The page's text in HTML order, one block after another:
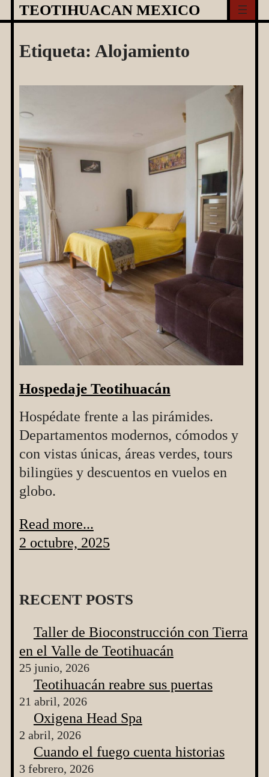
Skip
to
content
TEOTIHUACAN MEXICO
Etiqueta: Alojamiento
Hospedaje Teotihuacán
Hospédate frente a las pirámides.
Departamentos modernos, cómodos y
con vistas únicas, áreas verdes, tours
bilingües y descuentos en vuelos en
globo.
Read more...
2 octubre, 2025
RECENT POSTS
Taller de Bioconstrucción con Tierra
en el Valle de Teotihuacán
25 junio, 2026
Teotihuacán reabre sus puertas
21 abril, 2026
Oxigena Head Spa
2 abril, 2026
Cuando el fuego cuenta historias
3 febrero, 2026